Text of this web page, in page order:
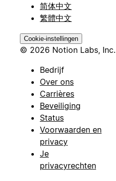
简体中文
繁體中文
Cookie-instellingen
© 2026 Notion Labs, Inc.
Bedrijf
Over ons
Carrières
Beveiliging
Status
Voorwaarden en
privacy
Je
privacyrechten